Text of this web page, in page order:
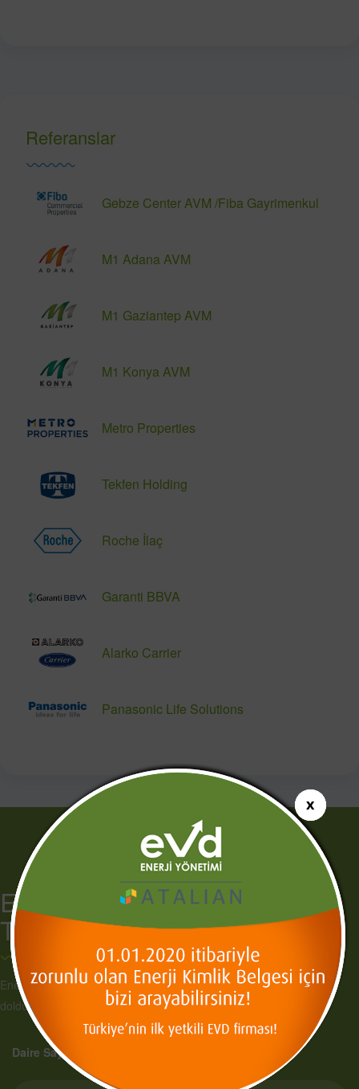
Referanslar
Gebze Center AVM /Fiba Gayrimenkul
M1 Adana AVM
M1 Gaziantep AVM
M1 Konya AVM
Metro Properties
Tekfen Holding
Roche İlaç
Garanti BBVA
Alarko Carrier
Panasonic Life Solutions
Enerji Kimlik Belgesi Fiyat
Teklifi Al!
Enerji Kimlik Belgenizi (EKB) hemen almak için aşağıdaki formu
doldurabilirsiniz!.
Daire Sayısı